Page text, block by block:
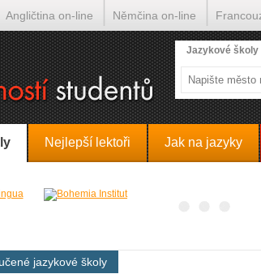
Nejlepší lektoři Jak na jazyky
jazykové školy
Jazykové školy
Angličtina on-line Němčina on-line